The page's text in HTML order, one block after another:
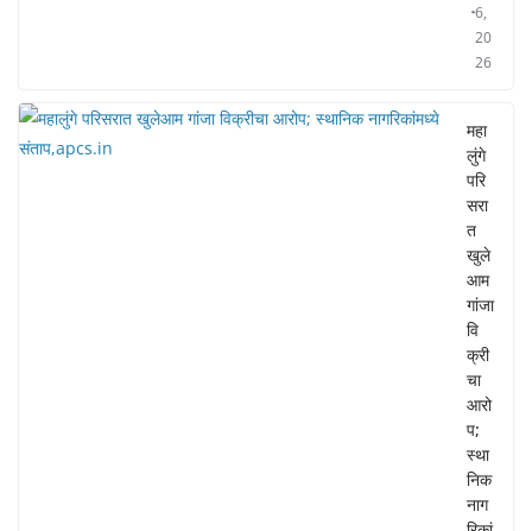
6,
20
26
महा
लुंगे
परि
सरा
त
खुले
आम
गांजा
वि
क्री
चा
आरो
प;
स्था
निक
नाग